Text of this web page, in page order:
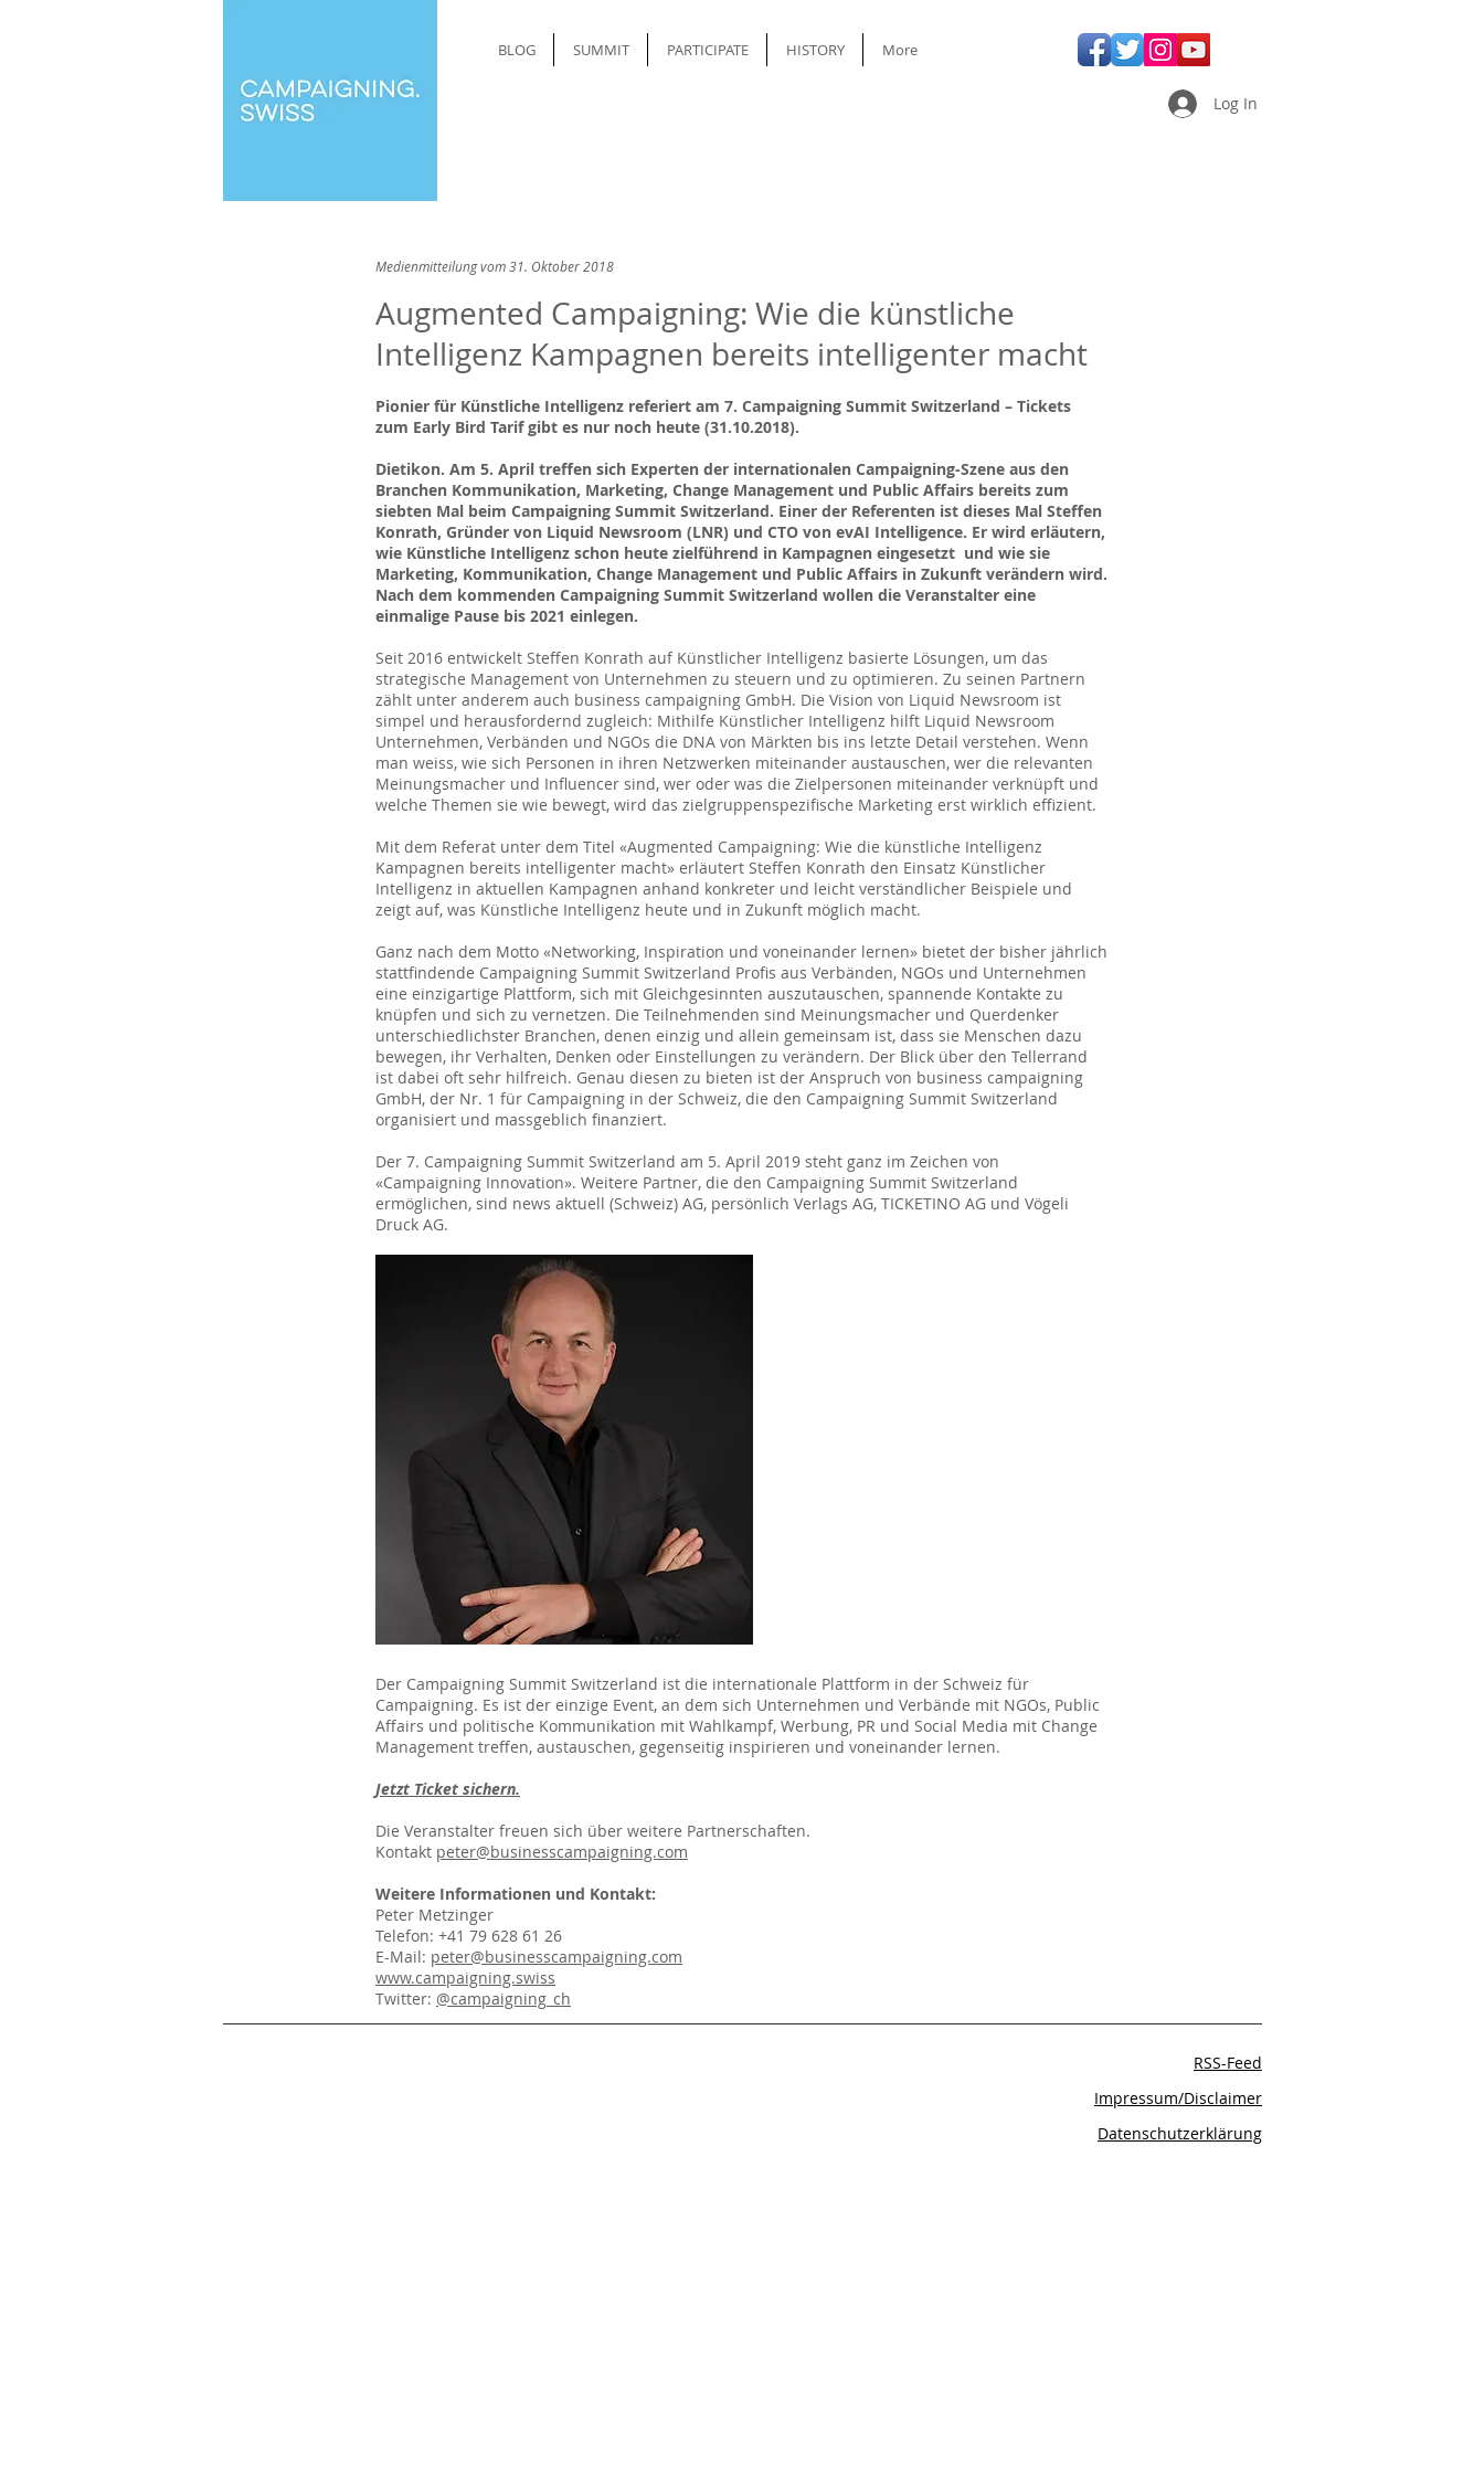
BLOG SUMMIT PARTICIPATE HISTORY More
Log In
Medienmitteilung vom 31. Oktober 2018
Augmented Campaigning: Wie die künstliche
Intelligenz Kampagnen bereits intelligenter macht
Pionier für Künstliche Intelligenz referiert am 7. Campaigning Summit Switzerland – Tickets
zum Early Bird Tarif gibt es nur noch heute (31.10.2018).
Dietikon. Am 5. April treffen sich Experten der internationalen Campaigning-Szene aus den
Branchen Kommunikation, Marketing, Change Management und Public Affairs bereits zum
siebten Mal beim Campaigning Summit Switzerland. Einer der Referenten ist dieses Mal Steffen
Konrath, Gründer von Liquid Newsroom (LNR) und CTO von evAI Intelligence. Er wird erläutern,
wie Künstliche Intelligenz schon heute zielführend in Kampagnen eingesetzt und wie sie
Marketing, Kommunikation, Change Management und Public Affairs in Zukunft verändern wird.
Nach dem kommenden Campaigning Summit Switzerland wollen die Veranstalter eine
einmalige Pause bis 2021 einlegen.
Seit 2016 entwickelt Steffen Konrath auf Künstlicher Intelligenz basierte Lösungen, um das
strategische Management von Unternehmen zu steuern und zu optimieren. Zu seinen Partnern
zählt unter anderem auch business campaigning GmbH. Die Vision von Liquid Newsroom ist
simpel und herausfordernd zugleich: Mithilfe Künstlicher Intelligenz hilft Liquid Newsroom
Unternehmen, Verbänden und NGOs die DNA von Märkten bis ins letzte Detail verstehen. Wenn
man weiss, wie sich Personen in ihren Netzwerken miteinander austauschen, wer die relevanten
Meinungsmacher und Influencer sind, wer oder was die Zielpersonen miteinander verknüpft und
welche Themen sie wie bewegt, wird das zielgruppenspezifische Marketing erst wirklich effizient.
Mit dem Referat unter dem Titel «Augmented Campaigning: Wie die künstliche Intelligenz
Kampagnen bereits intelligenter macht» erläutert Steffen Konrath den Einsatz Künstlicher
Intelligenz in aktuellen Kampagnen anhand konkreter und leicht verständlicher Beispiele und
zeigt auf, was Künstliche Intelligenz heute und in Zukunft möglich macht.
Ganz nach dem Motto «Networking, Inspiration und voneinander lernen» bietet der bisher jährlich
stattfindende Campaigning Summit Switzerland Profis aus Verbänden, NGOs und Unternehmen
eine einzigartige Plattform, sich mit Gleichgesinnten auszutauschen, spannende Kontakte zu
knüpfen und sich zu vernetzen. Die Teilnehmenden sind Meinungsmacher und Querdenker
unterschiedlichster Branchen, denen einzig und allein gemeinsam ist, dass sie Menschen dazu
bewegen, ihr Verhalten, Denken oder Einstellungen zu verändern. Der Blick über den Tellerrand
ist dabei oft sehr hilfreich. Genau diesen zu bieten ist der Anspruch von business campaigning
GmbH, der Nr. 1 für Campaigning in der Schweiz, die den Campaigning Summit Switzerland
organisiert und massgeblich finanziert.
Der 7. Campaigning Summit Switzerland am 5. April 2019 steht ganz im Zeichen von
«Campaigning Innovation». Weitere Partner, die den Campaigning Summit Switzerland
ermöglichen, sind news aktuell (Schweiz) AG, persönlich Verlags AG, TICKETINO AG und Vögeli
Druck AG.
Der Campaigning Summit Switzerland ist die internationale Plattform in der Schweiz für
Campaigning. Es ist der einzige Event, an dem sich Unternehmen und Verbände mit NGOs, Public
Affairs und politische Kommunikation mit Wahlkampf, Werbung, PR und Social Media mit Change
Management treffen, austauschen, gegenseitig inspirieren und voneinander lernen.
Jetzt Ticket sichern.
Die Veranstalter freuen sich über weitere Partnerschaften.
Kontakt peter@businesscampaigning.com
Weitere Informationen und Kontakt:
Peter Metzinger
Telefon: +41 79 628 61 26
E-Mail: peter@businesscampaigning.com
www.campaigning.swiss
Twitter: @campaigning_ch
RSS-Feed
Impressum/Disclaimer
Datenschutzerklärung